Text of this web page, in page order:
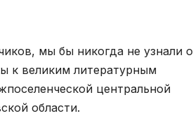
мы бы никогда не узнали о
к великим литературным
центральной
области.